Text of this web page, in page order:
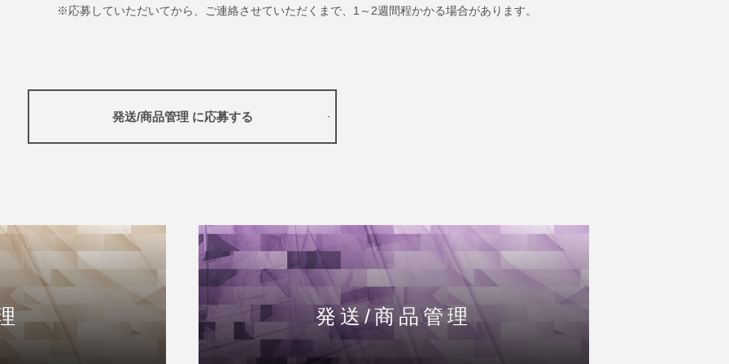
※応募していただいてから、ご連絡させていただくまで、1～2週間程かかる場合があります。
発送/商品管理 に応募する
発送/商品管理